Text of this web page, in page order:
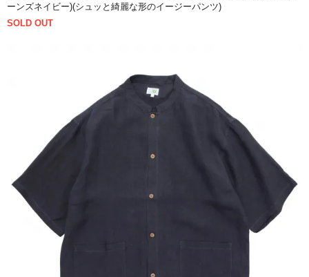
ーンズネイビー)(シュッと綺麗な形のイージーパンツ)
SOLD OUT